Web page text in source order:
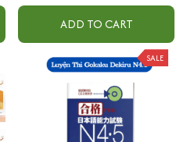
ADD TO CART
SALE